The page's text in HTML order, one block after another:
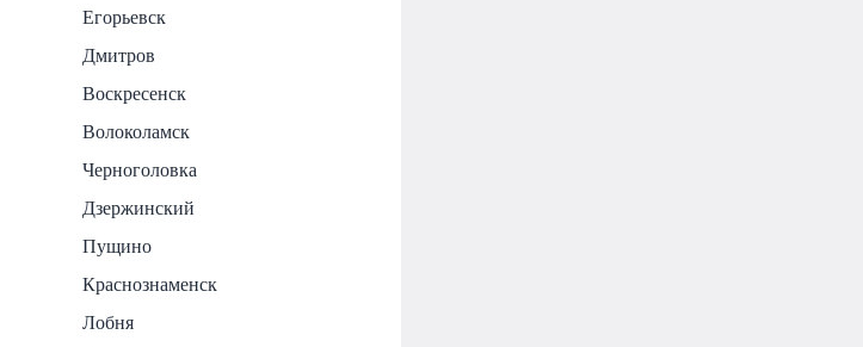
Егорьевск
Дмитров
Воскресенск
Волоколамск
Черноголовка
Дзержинский
Пущино
Краснознаменск
Лобня